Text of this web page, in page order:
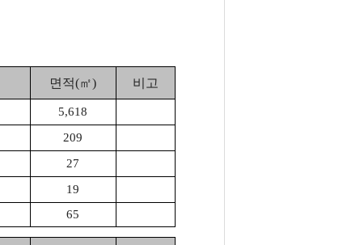
면적(㎡) 비고
5,618
209
27
19
65